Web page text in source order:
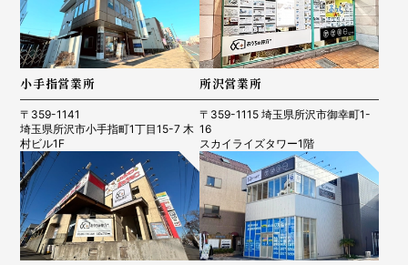
小手指営業所
〒359-1141
埼玉県所沢市小手指町1丁目15-7 木
村ビル1F
所沢営業所
〒359-1115 埼玉県所沢市御幸町1-
16
スカイライズタワー1階